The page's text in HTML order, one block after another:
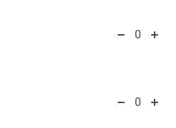
0
0